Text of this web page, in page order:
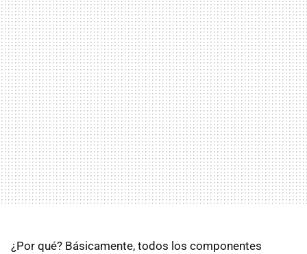
¿Por qué? Básicamente, todos los componentes